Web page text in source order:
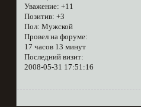
Уважение: +11
Позитив: +3
Пол: Мужской
Провел на форуме:
17 часов 13 минут
Последний визит:
2008-05-31 17:51:16